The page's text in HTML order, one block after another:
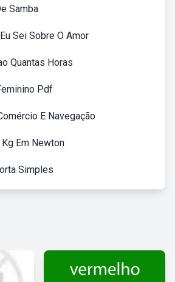
Samba
Sei Sobre O Amor
Quantas Horas
Pdf
E Navegação
Em Newton
Simples